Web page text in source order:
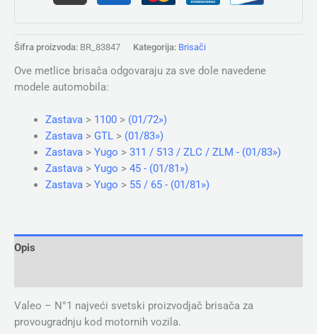
Šifra proizvoda: BR_83847 Kategorija: Brisači
Ove metlice brisača odgovaraju za sve dole navedene
modele automobila:
Zastava> 1100> (01/72»)
Zastava> GTL> (01/83»)
Zastava> Yugo > 311 / 513 / ZLC / ZLM - (01/83»)
Zastava> Yugo > 45 - (01/81»)
Zastava> Yugo > 55 / 65 - (01/81»)
Opis
Valeo – N°1 najveći svetski proizvodjač brisača za
provougradnju kod motornih vozila.